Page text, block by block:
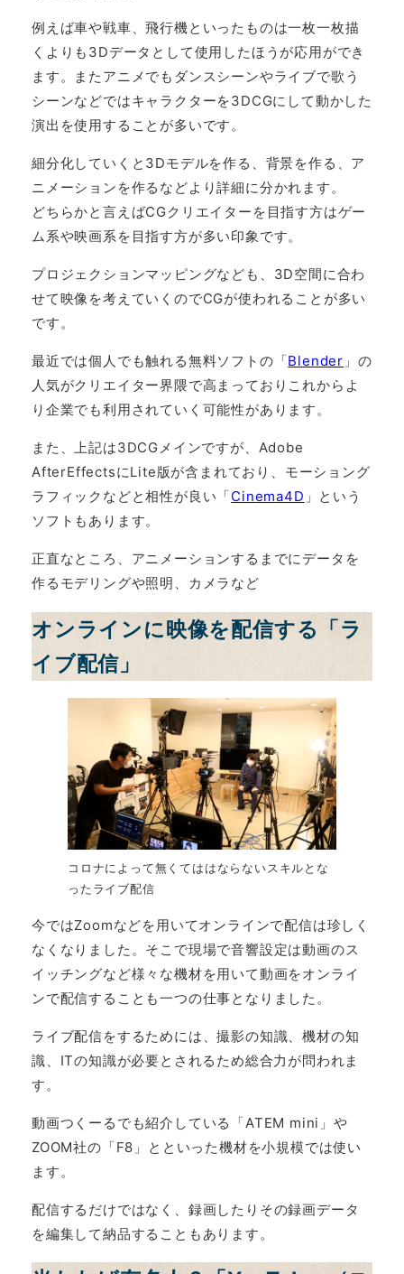
例えば車や戦車、飛行機といったものは一枚一枚描
くよりも3Dデータとして使用したほうが応用ができ
ます。またアニメでもダンスシーンやライブで歌う
シーンなどではキャラクターを3DCGにして動かした
演出を使用することが多いです。
細分化していくと3Dモデルを作る、背景を作る、ア
ニメーションを作るなどより詳細に分かれます。
どちらかと言えばCGクリエイターを目指す方はゲー
ム系や映画系を目指す方が多い印象です。
プロジェクションマッピングなども、3D空間に合わ
せて映像を考えていくのでCGが使われることが多い
です。
最近では個人でも触れる無料ソフトの「Blender 」の
人気がクリエイター界隈で高まっておりこれからよ
り企業でも利用されていく可能性があります。
また、上記は3DCGメインですが、Adobe
AfterEffectsにLite版が含まれており、モーショング
ラフィックなどと相性が良い「Cinema4D 」という
ソフトもあります。
正直なところ、アニメーションするまでにデータを
作るモデリングや照明、カメラなど
オンラインに映像を配信する「ラ
イブ配信」
コロナによって無くてははならないスキルとな
ったライブ配信
今ではZoomなどを用いてオンラインで配信は珍しく
なくなりました。そこで現場で音響設定は動画のス
イッチングなど様々な機材を用いて動画をオンライ
ンで配信することも一つの仕事となりました。
ライブ配信をするためには、撮影の知識、機材の知
識、ITの知識が必要とされるため総合力が問われま
す。
動画つくーるでも紹介している「ATEM mini」や
ZOOM社の「F8」とといった機材を小規模では使い
ます。
配信するだけではなく、録画したりその録画データ
を編集して納品することもあります。